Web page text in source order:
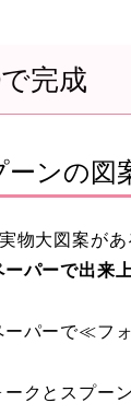
完成
ンの図
物大図案が
ーパーで出
ーパーで≪フ
クとスプー